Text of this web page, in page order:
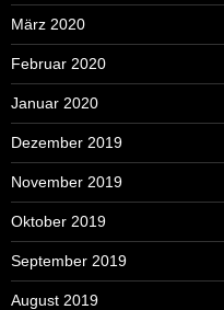
März 2020
Februar 2020
Januar 2020
Dezember 2019
November 2019
Oktober 2019
September 2019
August 2019